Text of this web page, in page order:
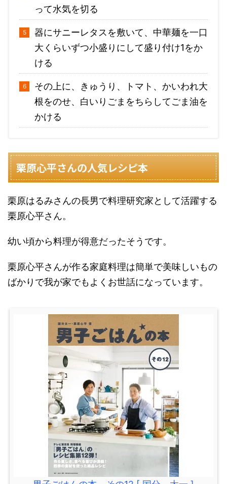
って水気を切る
器にサニーレタスを敷いて、中華麺を一口
大くらいずつ小盛りにして盛り付け1をか
ける
その上に、きゅうり、トマト、かいわれ大
根をのせ、白いりごまをちらしてごま油を
かける
栗原心平さんの人気レシピ本
栗原はるみさんの長男で料理研究家として活躍する
栗原心平さん。
幼い頃から料理が得意だったそうです。
栗原心平さんが作る家庭料理は簡単で美味しいもの
ばかりで我が家でもよくお世話になっています。